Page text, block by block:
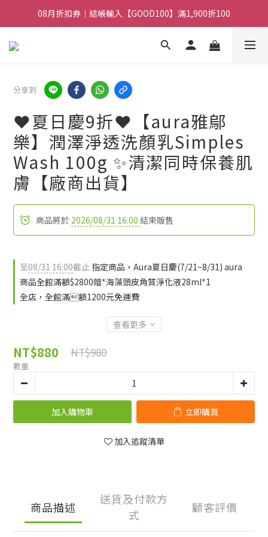
08月折扣券｜結帳輸入【GOOD100】滿1,900折100
08月折扣券｜結帳輸入【GOOD250】滿2,500折200
08月折扣券｜結帳輸入【GOOD100】滿1,900折100
分享到
❤️夏日慶9折❤️【aura雅鄔
樂】潤澤淨透洗顏乳Simples
Wash 100g ✨清潔同時保養肌
膚【廠商出貨】
商品將於 2026/08/31 16:00 結束販售
至08/31 16:00截止 指定商品，Aura夏日慶(7/21~8/31) aura
商品全館滿額$2800贈*海藻頭皮角質淨化液28ml*1
全店，全館滿額1200元免運費
查看更多
NT$880 NT$980
數量
加入購物車 立即購買
加入追蹤清單
商品描述
送貨及付款方
式
顧客評價